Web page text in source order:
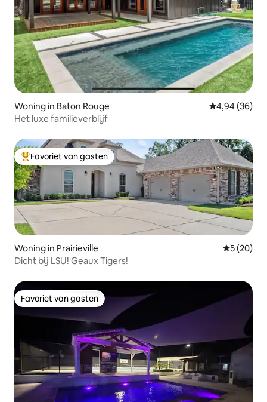
Woning in Baton Rouge Gemiddelde
4,94 (36)
Het luxe familieverblijf
Topfavoriet van gasten
Favoriet van gasten
Woning in Prairieville
5 (20)
Dicht bij LSU! Geaux Tigers!
Favoriet van gasten
Favoriet van gasten